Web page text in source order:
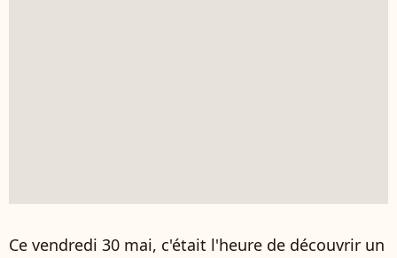
Ce vendredi 30 mai, c'était l'heure de découvrir un